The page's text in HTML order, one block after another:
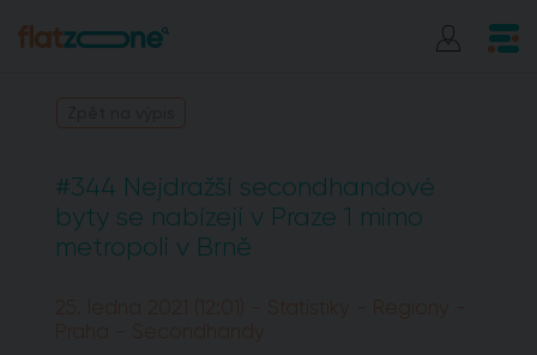
#344 Nejdražší secondhandové
byty se nabízejí v Praze 1 mimo
metropoli v Brně
25. ledna 2021 (12:01) - Statistiky - Regiony -
Praha - Secondhandy